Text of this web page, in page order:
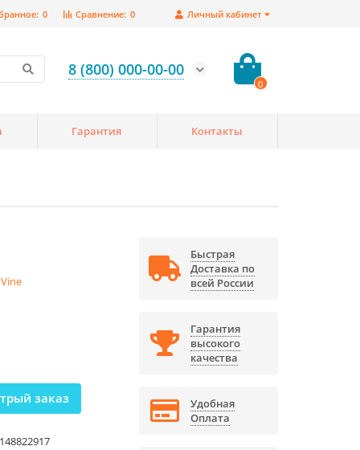
Личный кабинет
Сравнение: 0
0
8 (800) 000-00-00
0
Гарантия Контакты
заказ
Быстрая
Доставка по
всей России
Гарантия
высокого
качества
Удобная
Оплата